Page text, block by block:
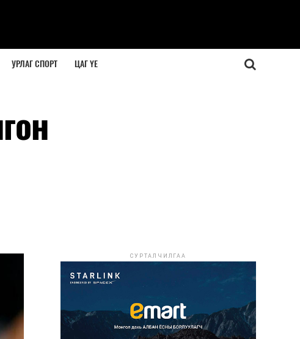
УРЛАГ СПОРТ ЦАГ ҮЕ
СУРТАЛЧИЛГАА